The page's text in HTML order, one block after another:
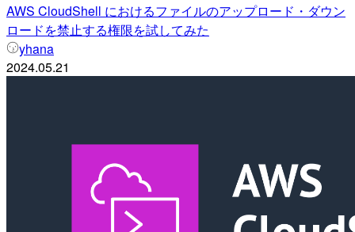
AWS CloudShell におけるファイルのアップロード・ダウン
ロードを禁止する権限を試してみた
yhana
2024.05.21